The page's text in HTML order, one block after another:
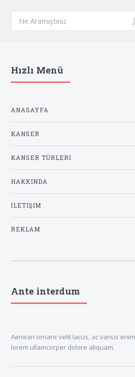
Hızlı Menü
ANASAYFA
KANSER
KANSER TÜRLERİ
HAKKINDA
İLETIŞIM
REKLAM
Ante interdum
Aenean ornare velit lacus, ac varius enim
lorem ullamcorper dolore aliquam.